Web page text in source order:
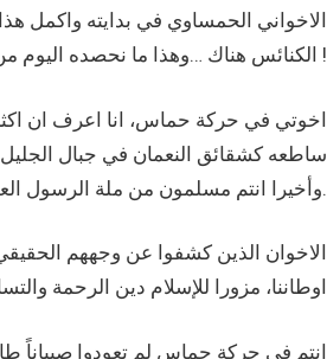
الاخواني الحمساوي في بدايته واكمل
الكنائس هناك …وهذا ما نحصده اليوم من قناة الأقصى … من شب على شيء شاب عليه !
اخوتي في حركة حماس، انا اعرف ان
ساطعه كشقائق النعمان في جبال الجليل
وأخيرا انتم مسلمون من ملة الرسول العظيم محمد صلعم.
الاخوان الذين كشفوا عن وجههم
اوطاننا، مزورا للإسلام دين الرحمة
انتم في حركة حماس لم تعودوا صبياناً